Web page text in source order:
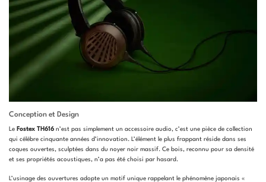
Conception et Design
Le Fostex TH616 n’est pas simplement un accessoire audio, c’est une pièce de collection
qui célèbre cinquante années d’innovation. L’élément le plus frappant réside dans ses
coques ouvertes, sculptées dans du noyer noir massif. Ce bois, reconnu pour sa densité
et ses propriétés acoustiques, n’a pas été choisi par hasard.
L’usinage des ouvertures adopte un motif unique rappelant le phénomène japonais «